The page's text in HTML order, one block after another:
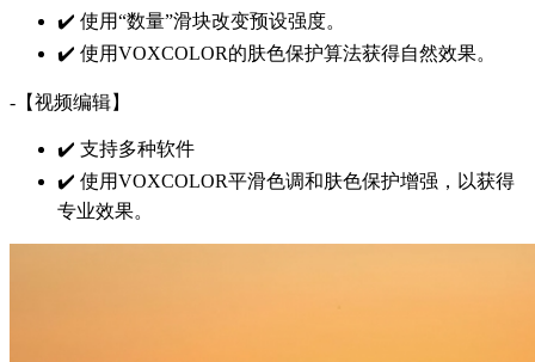
✔️ 使用“数量”滑块改变预设强度。
✔️ 使用VOXCOLOR的肤色保护算法获得自然效果。
-【视频编辑】
✔️ 支持多种软件
✔️ 使用VOXCOLOR平滑色调和肤色保护增强，以获得
专业效果。